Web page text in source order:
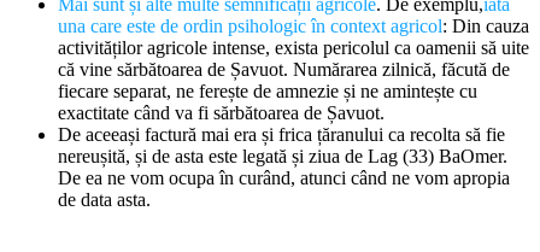
Mai sunt și alte multe semnificații agricole. De exemplu,iată
una care este de ordin psihologic în context agricol: Din cauza
activităților agricole intense, exista pericolul ca oamenii să uite
că vine sărbătoarea de Șavuot. Numărarea zilnică, făcută de
fiecare separat, ne ferește de amnezie și ne amintește cu
exactitate când va fi sărbătoarea de Șavuot.
De aceeași factură mai era și frica țăranului ca recolta să fie
nereușită, și de asta este legată și ziua de Lag (33) BaOmer.
De ea ne vom ocupa în curând, atunci când ne vom apropia
de data asta.